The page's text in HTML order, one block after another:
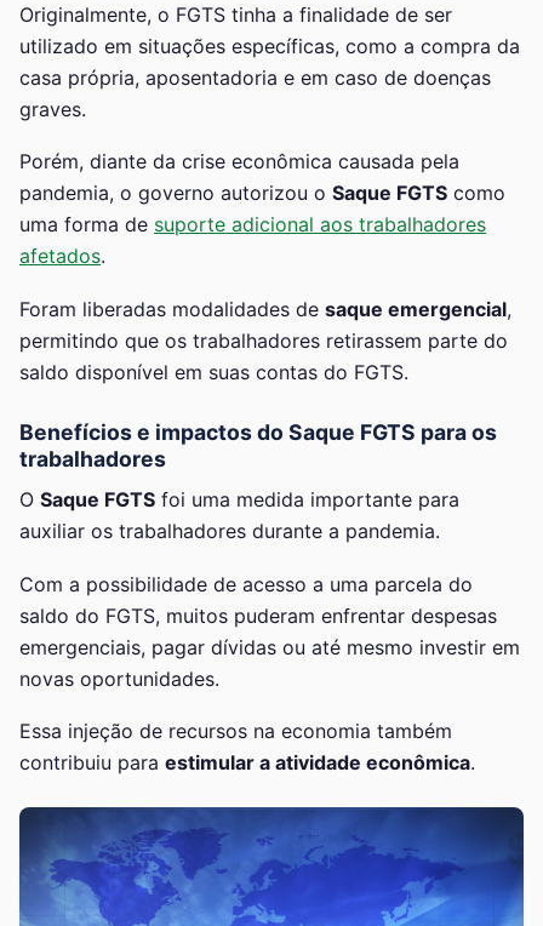
Originalmente, o FGTS tinha a finalidade de ser
utilizado em situações específicas, como a compra da
casa própria, aposentadoria e em caso de doenças
graves.
Porém, diante da crise econômica causada pela
pandemia, o governo autorizou o Saque FGTS como
uma forma de suporte adicional aos trabalhadores
afetados.
Foram liberadas modalidades de saque emergencial,
permitindo que os trabalhadores retirassem parte do
saldo disponível em suas contas do FGTS.
Benefícios e impactos do Saque FGTS para os
trabalhadores
O Saque FGTS foi uma medida importante para
auxiliar os trabalhadores durante a pandemia.
Com a possibilidade de acesso a uma parcela do
saldo do FGTS, muitos puderam enfrentar despesas
emergenciais, pagar dívidas ou até mesmo investir em
novas oportunidades.
Essa injeção de recursos na economia também
contribuiu para estimular a atividade econômica.